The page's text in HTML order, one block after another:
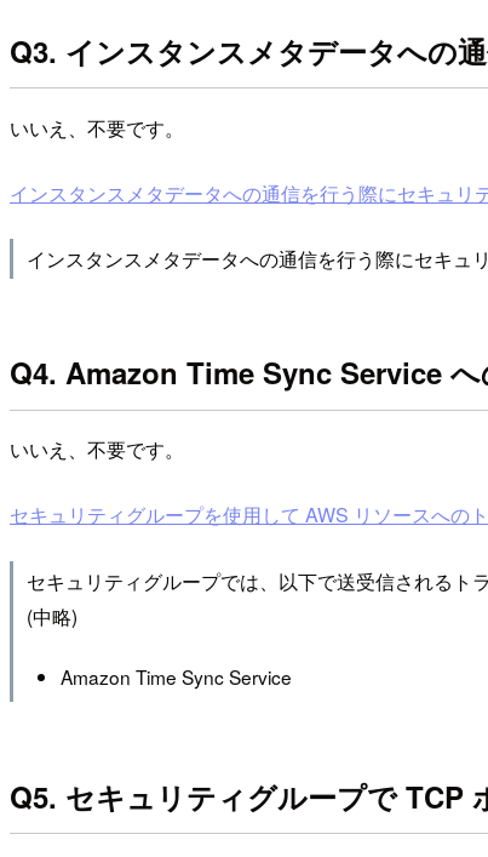
Q3. インスタンスメタデータへの
いいえ、不要です。
インスタンスメタデータへの通信を行う際にセキュ
インスタンスメタデータへの通信を行う際にセキュ
Q4. Amazon Time Sync Service
いいえ、不要です。
セキュリティグループを使用して AWS リソースへの
セキュリティグループでは、以下で送受信されるト
(中略)
Amazon Time Sync Service
Q5. セキュリティグループで TCP